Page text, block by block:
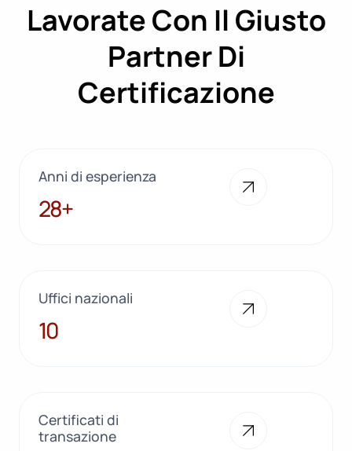
Lavorate Con Il Giusto
Partner Di
Certificazione
Anni di esperienza
28+
28+
Uffici nazionali
10
10
Certificati di
transazione